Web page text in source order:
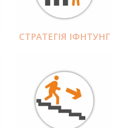
СТРАТЕГІЯ ІФНТУНГ